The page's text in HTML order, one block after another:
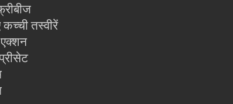
कच्ची तस्वीरें
एक्शन